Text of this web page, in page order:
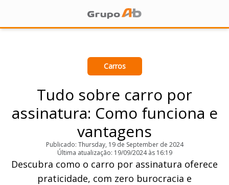
Carros
Tudo sobre carro por
assinatura: Como funciona e
vantagens
Publicado: Thursday, 19 de September de 2024
Última atualização: 19/09/2024 às 16:19
Descubra como o carro por assinatura oferece
praticidade, com zero burocracia e